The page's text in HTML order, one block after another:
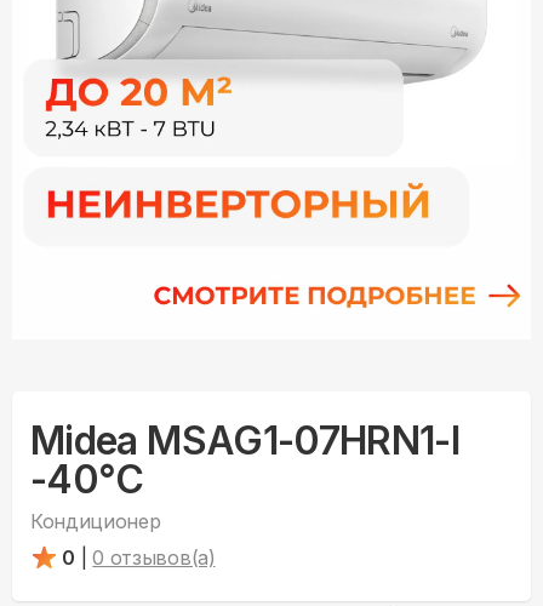
Midea MSAG1-07HRN1-I
-40°С
Кондиционер
0
0 отзывов(а)